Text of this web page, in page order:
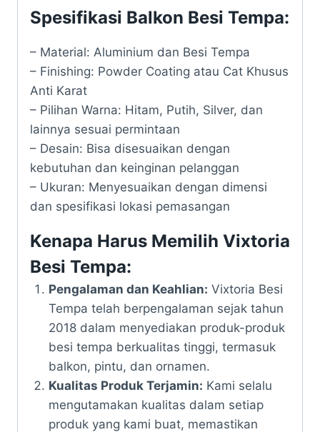
Spesifikasi Balkon Besi Tempa:
– Material: Aluminium dan Besi Tempa
– Finishing: Powder Coating atau Cat Khusus
Anti Karat
– Pilihan Warna: Hitam, Putih, Silver, dan
lainnya sesuai permintaan
– Desain: Bisa disesuaikan dengan
kebutuhan dan keinginan pelanggan
– Ukuran: Menyesuaikan dengan dimensi
dan spesifikasi lokasi pemasangan
Kenapa Harus Memilih Vixtoria
Besi Tempa:
Pengalaman dan Keahlian: Vixtoria Besi
Tempa telah berpengalaman sejak tahun
2018 dalam menyediakan produk-produk
besi tempa berkualitas tinggi, termasuk
balkon, pintu, dan ornamen.
Kualitas Produk Terjamin: Kami selalu
mengutamakan kualitas dalam setiap
produk yang kami buat, memastikan